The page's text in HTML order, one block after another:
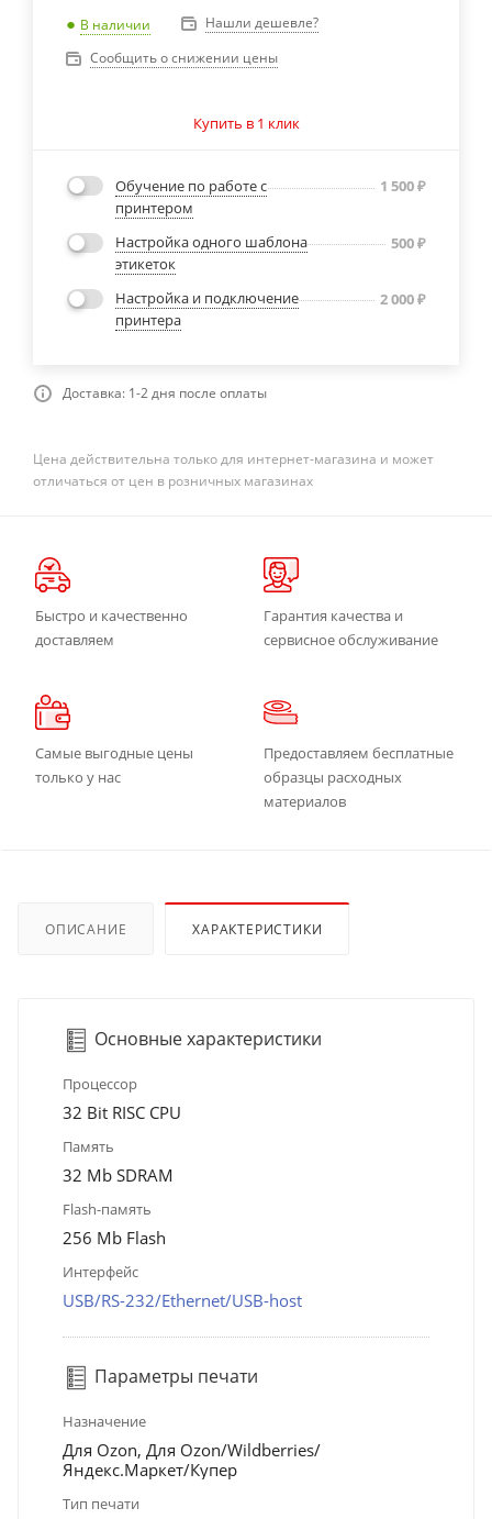
В наличии
Нашли дешевле?
Сообщить о снижении цены
Купить в 1 клик
Обучение по работе с
принтером
1 500₽
Настройка одного шаблона
этикеток
500₽
Настройка и подключение
принтера
2 000₽
Доставка: 1-2 дня после оплаты
Цена действительна только для интернет-магазина и может
отличаться от цен в розничных магазинах
Быстро и качественно
доставляем
Гарантия качества и
сервисное обслуживание
Самые выгодные цены
только у нас
Предоставляем бесплатные
образцы расходных
материалов
ОПИСАНИЕ ХАРАКТЕРИСТИКИ
Основные характеристики
Процессор
32 Bit RISC CPU
Память
32 Mb SDRAM
Flash-память
256 Mb Flash
Интерфейс
USB/RS-232/Ethernet/USB-host
Параметры печати
Назначение
Для Ozon, Для Ozon/Wildberries/
Яндекс.Маркет/Купер
Тип печати